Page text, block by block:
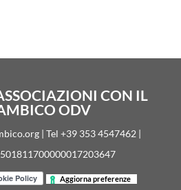
CON IL
ODV
| Tel +39 353 4547462 |
Aggiorna preferenze